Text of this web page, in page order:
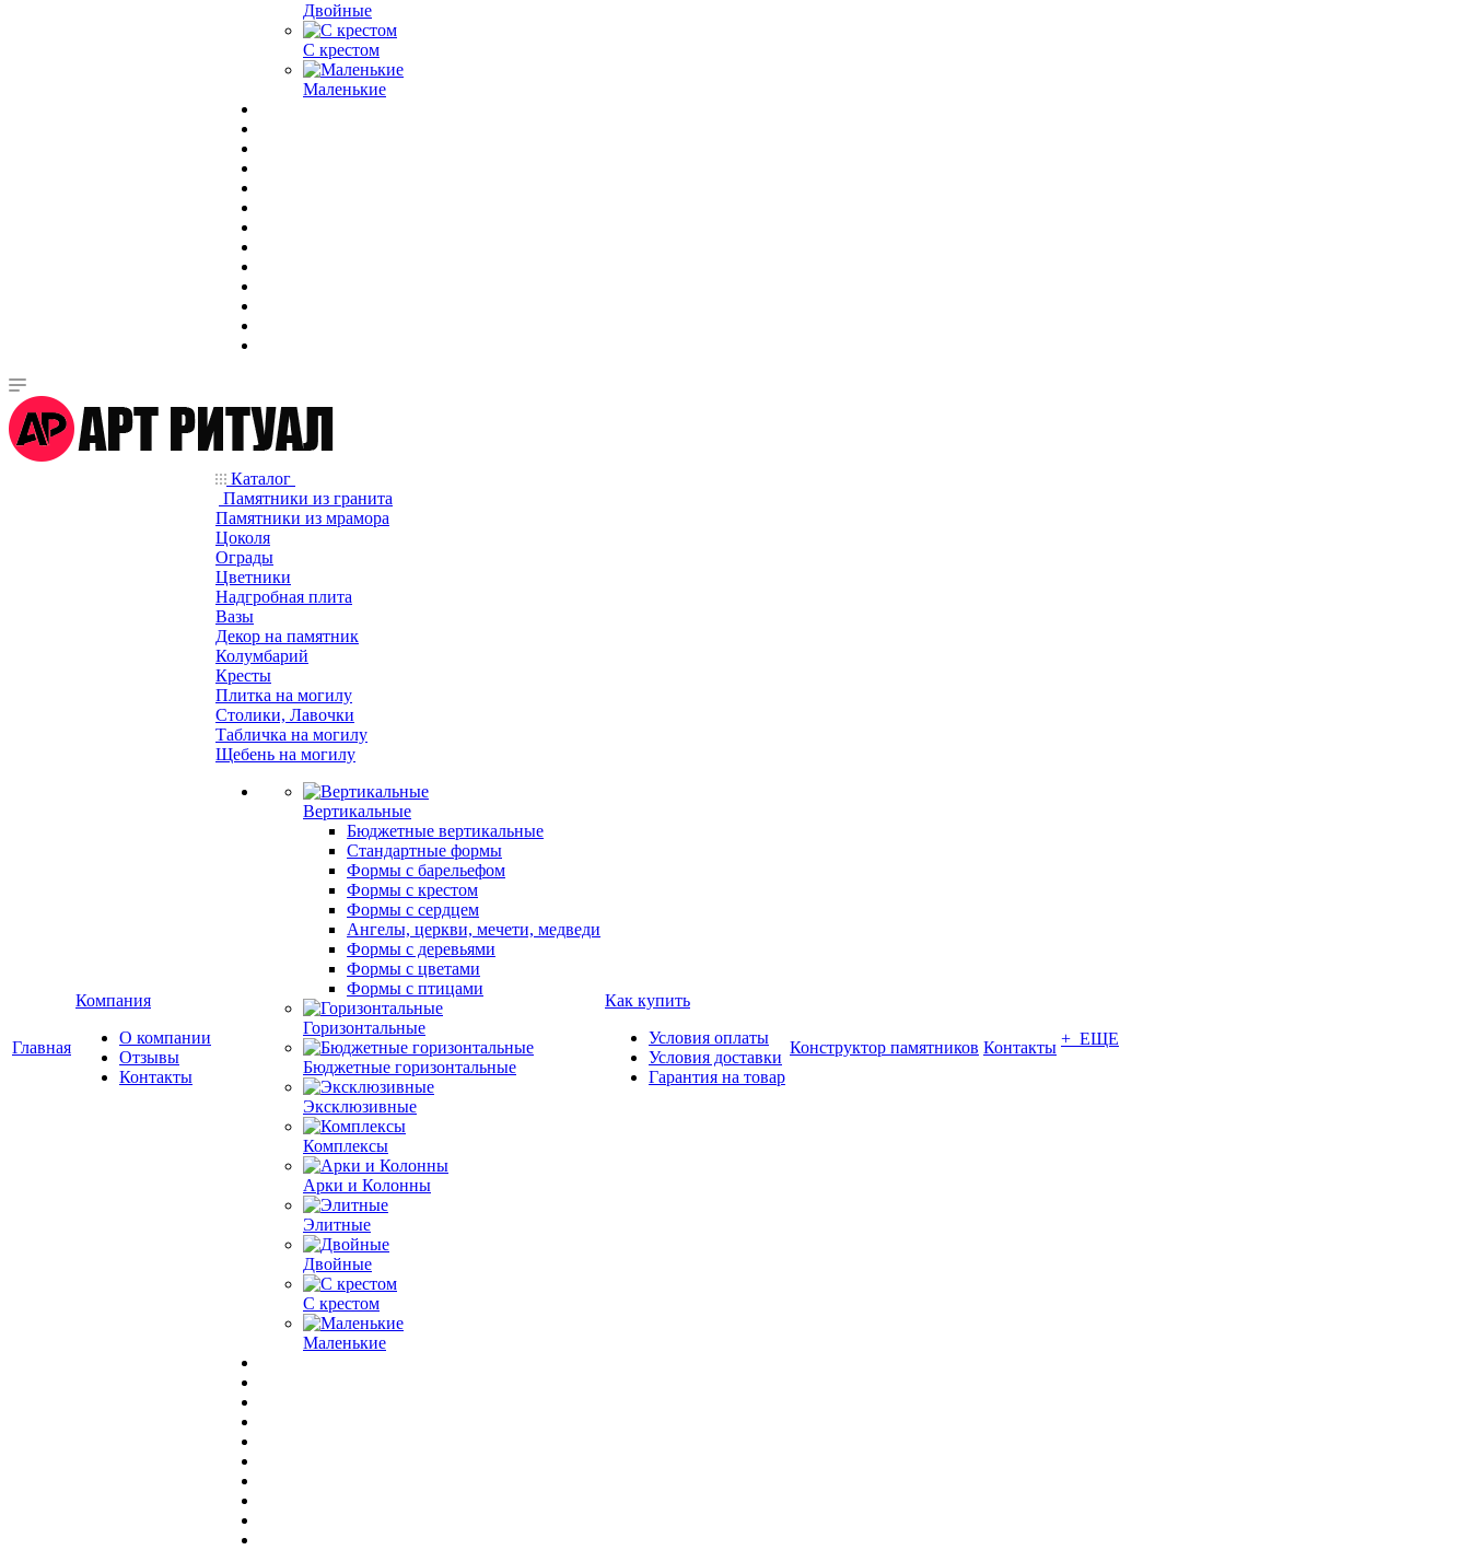
Двойные
С крестом
Маленькие
Главная
Компания
О компании
Отзывы
Контакты
Каталог
Памятники из гранита
Памятники из мрамора
Цоколя
Ограды
Цветники
Надгробная плита
Вазы
Декор на памятник
Колумбарий
Кресты
Плитка на могилу
Столики, Лавочки
Табличка на могилу
Щебень на могилу
Вертикальные
Бюджетные вертикальные
Стандартные формы
Формы с барельефом
Формы с крестом
Формы с сердцем
Ангелы, церкви, мечети, медведи
Формы с деревьями
Формы с цветами
Формы с птицами
Горизонтальные
Бюджетные горизонтальные
Эксклюзивные
Комплексы
Арки и Колонны
Элитные
Двойные
С крестом
Маленькие
Как купить
Условия оплаты
Условия доставки
Гарантия на товар
Конструктор памятников Контакты + ЕЩЕ